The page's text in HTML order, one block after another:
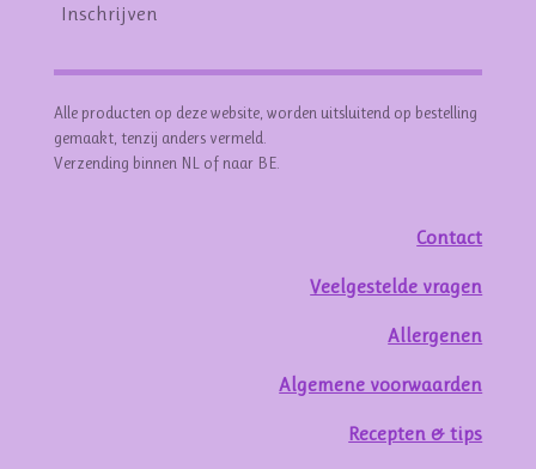
Inschrijven
Alle producten op deze website, worden uitsluitend op bestelling
gemaakt, tenzij anders vermeld.
Verzending binnen NL of naar BE.
Contact
Veelgestelde vragen
Allergenen
Algemene voorwaarden
Recepten & tips